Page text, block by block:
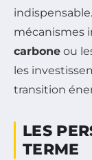
mécanismes
carbone ou
les
transition
LES
TERME